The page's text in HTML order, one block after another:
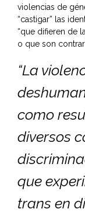
violencias de
“castigar” las
“que difieren de
o que son
“La
como
diversos
que
trans en